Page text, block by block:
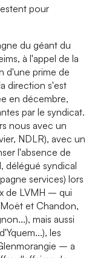
pour
du géant du
à l'appel de la
d'une prime de
direction s'est
en décembre,
par le syndicat.
nous avec un
NDLR), avec un
l'absence de
délégué syndical
services) lors
de LVMH – qui
et Chandon,
mais aussi
les
– a